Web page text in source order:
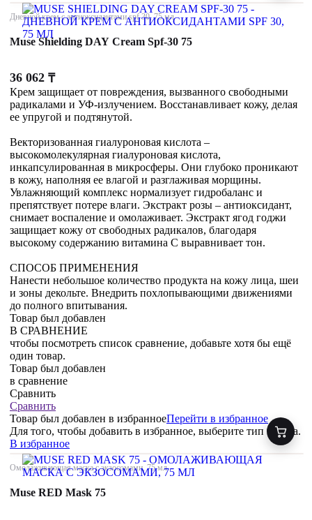
Дневной крем с антиоксидантами spf 30, 75 мл
Muse Shielding DAY Cream Spf-30 75
36 062 ₸
Крем защищает от повреждения, вызванного свободными
радикалами и УФ-излучением. Восстанавливает кожу, делая
ее упругой и подтянутой.
Векторизованная гиалуроновая кислота –
высокомолекулярная гиалуроновая кислота,
инкапсулированная в микросферы. Они глубоко проникают
в кожу, наполняя ее влагой и разглаживая морщины.
Увлажняющий комплекс нормализует гидробаланс и
препятствует потере влаги. Экстракт розы – антиоксидант,
снимает воспаление и омолаживает. Экстракт ягод годжи
защищает кожу от свободных радикалов, благодаря
высокому содержанию витамина С выравнивает тон.
СПОСОБ ПРИМЕНЕНИЯ
Нанести небольшое количество продукта на кожу лица, шеи
и зоны декольте. Внедрить похлопывающими движениями
до полного впитывания.
Товар был добавлен
В СРАВНЕНИЕ
чтобы посмотреть список сравнение, добавьте хотя бы ещё
один товар.
Товар был добавлен
в сравнение
Сравнить
Сравнить
Товар был добавлен в избранноеПерейти в избранное
Для того, чтобы добавить в избранное, выберите тип товара.
В избранное
Омолаживающая маска с экзосомами, 75 мл
Muse RED Mask 75